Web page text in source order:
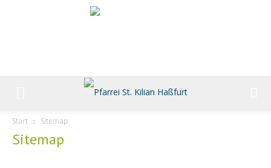
Start Sitemap
Sitemap